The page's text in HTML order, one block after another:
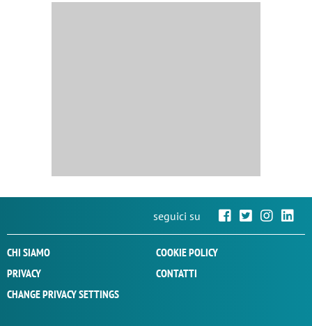
seguici su
CHI SIAMO
COOKIE POLICY
PRIVACY
CONTATTI
CHANGE PRIVACY SETTINGS